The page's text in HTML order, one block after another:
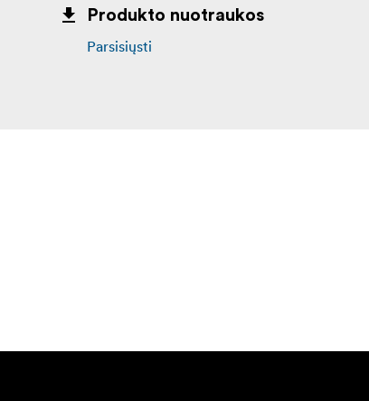
Produkto nuotraukos
Parsisiųsti